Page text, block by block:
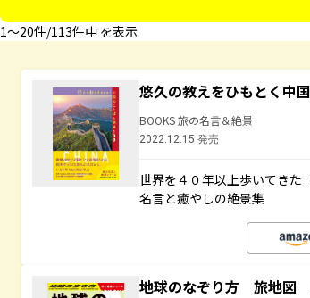
1〜20件/113件中 を表示
悠久の教えをひもとく中
BOOKS 旅の名言＆絶景
2022.12.15 発売
世界を４０年以上歩いてきた
名言と癒やしの絶景集
地球のなぞり方 旅地図